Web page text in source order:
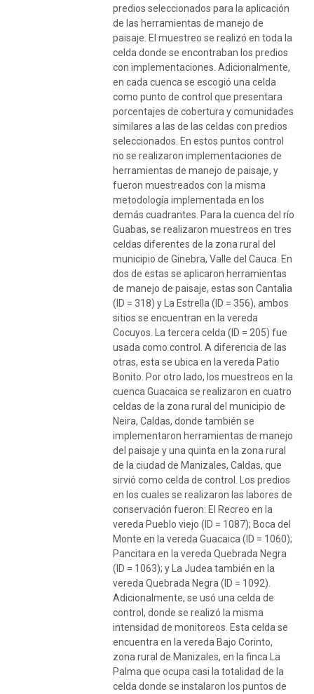
predios seleccionados para la aplicación
de las herramientas de manejo de
paisaje. El muestreo se realizó en toda la
celda donde se encontraban los predios
con implementaciones. Adicionalmente,
en cada cuenca se escogió una celda
como punto de control que presentara
porcentajes de cobertura y comunidades
similares a las de las celdas con predios
seleccionados. En estos puntos control
no se realizaron implementaciones de
herramientas de manejo de paisaje, y
fueron muestreados con la misma
metodología implementada en los
demás cuadrantes. Para la cuenca del río
Guabas, se realizaron muestreos en tres
celdas diferentes de la zona rural del
municipio de Ginebra, Valle del Cauca. En
dos de estas se aplicaron herramientas
de manejo de paisaje, estas son Cantalia
(ID = 318) y La Estrella (ID = 356), ambos
sitios se encuentran en la vereda
Cocuyos. La tercera celda (ID = 205) fue
usada como control. A diferencia de las
otras, esta se ubica en la vereda Patio
Bonito. Por otro lado, los muestreos en la
cuenca Guacaica se realizaron en cuatro
celdas de la zona rural del municipio de
Neira, Caldas, donde también se
implementaron herramientas de manejo
del paisaje y una quinta en la zona rural
de la ciudad de Manizales, Caldas, que
sirvió como celda de control. Los predios
en los cuales se realizaron las labores de
conservación fueron: El Recreo en la
vereda Pueblo viejo (ID = 1087); Boca del
Monte en la vereda Guacaica (ID = 1060);
Pancitara en la vereda Quebrada Negra
(ID = 1063); y La Judea también en la
vereda Quebrada Negra (ID = 1092).
Adicionalmente, se usó una celda de
control, donde se realizó la misma
intensidad de monitoreos. Esta celda se
encuentra en la vereda Bajo Corinto,
zona rural de Manizales, en la finca La
Palma que ocupa casi la totalidad de la
celda donde se instalaron los puntos de